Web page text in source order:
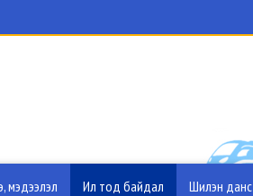
мэдээлэл Ил тод байдал Шилэн данс